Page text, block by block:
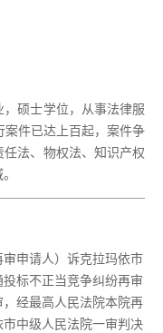
硕士学位，从事法律服
件已达上百起，案件争
法、物权法、知识产权
申请人）诉克拉玛依市
标不正当竞争纠纷再审
经最高人民法院本院再
中级人民法院一审判决